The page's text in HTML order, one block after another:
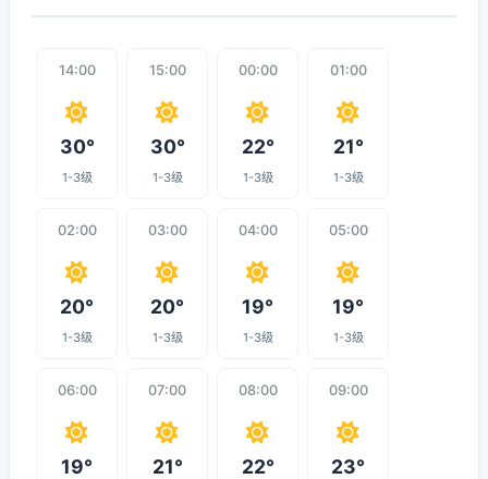
14:00
30°
1-3级
15:00
30°
1-3级
00:00
22°
1-3级
01:00
21°
1-3级
02:00
20°
1-3级
03:00
20°
1-3级
04:00
19°
1-3级
05:00
19°
1-3级
06:00
19°
07:00
21°
08:00
22°
09:00
23°